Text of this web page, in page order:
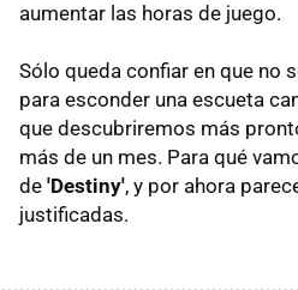
aumentar las horas de juego.
Sólo queda confiar en que no
para esconder una escueta
que descubriremos más
más de un mes. Para qué
de 'Destiny', y por ahora
justificadas.